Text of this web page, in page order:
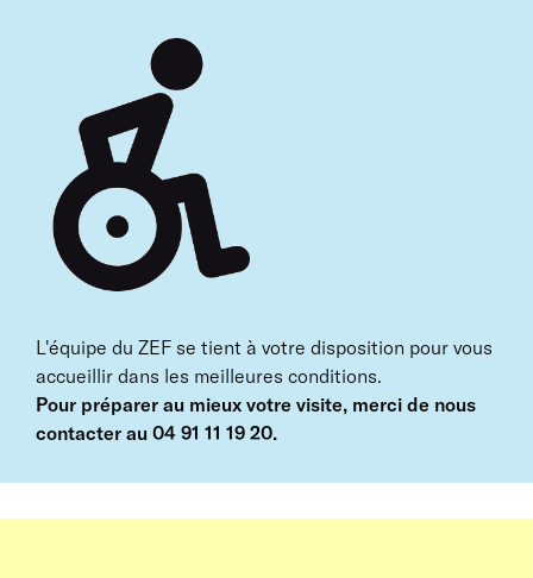
13311 Marseille Cedex 14
Mais aussi avec :
Chèque Vacances • Chèque cadeaux Sodexo • Pass
Culture • Chèque Culture Up • E-pass Jeunes • Carte
Collégien de Provence • Chèque cadeau Kadéos
culture • Carte cadeau Kadéos • Pass’Sport Loisirs
L'équipe du ZEF se tient à votre disposition pour vous
accueillir dans les meilleures conditions.
Pour préparer au mieux votre visite, merci de nous
contacter au 04 91 11 19 20.